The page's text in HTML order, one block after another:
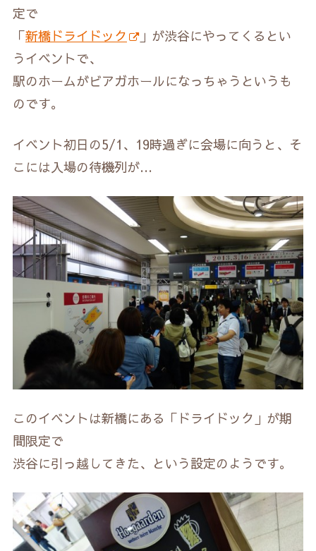
定で
「新橋ドライドック
」が渋谷にやってくるとい
うイベントで、
駅のホームがビアガホールになっちゃうというも
のです。
イベント初日の5/1、19時過ぎに会場に向うと、そ
こには入場の待機列が…
このイベントは新橋にある「ドライドック」が期
間限定で
渋谷に引っ越してきた、という設定のようです。